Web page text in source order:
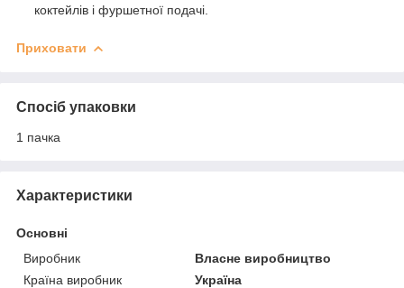
коктейлів і фуршетної подачі.
Приховати
Спосіб упаковки
1 пачка
Характеристики
Основні
Виробник
Власне виробництво
Країна виробник
Україна